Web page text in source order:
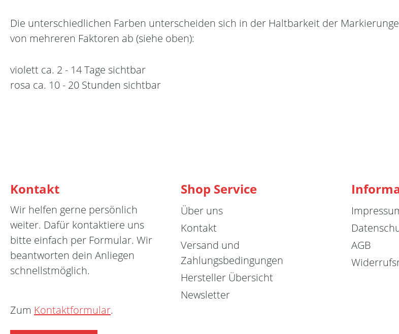
Die unterschiedlichen Farben unterscheiden sich in der Haltbarkeit der
von mehreren Faktoren ab (siehe oben):
violett ca. 2 - 14 Tage sichtbar
rosa ca. 10 - 20 Stunden sichtbar
Kontakt
Wir helfen gerne persönlich
weiter. Dafür kontaktiere uns
bitte einfach per Formular. Wir
beantworten dein Anliegen
schnellstmöglich.
Zum Kontaktformular.
Shop Service
Über uns
Kontakt
Versand und
Zahlungsbedingungen
Hersteller Übersicht
Newsletter
AGB